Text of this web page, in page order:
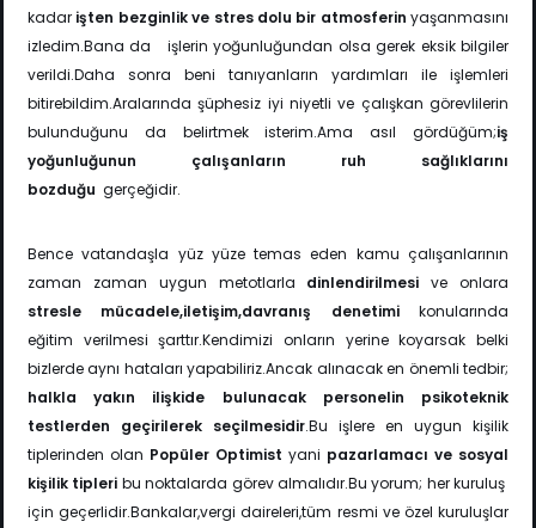
kadar işten bezginlik ve stres dolu bir atmosferin yaşanmasını
izledim.Bana da işlerinyoğunluğundan olsa gerek eksik bilgiler
verildi.Daha sonra beni tanıyanların yardımları ile işlemleri
bitirebildim.Aralarında şüphesiz iyi niyetli ve çalışkan görevlilerin
bulunduğunu da belirtmek isterim.Ama asıl gördüğüm;iş
yoğunluğunun çalışanların ruh sağlıklarını
bozduğu gerçeğidir.
Bence vatandaşla yüz yüze temas eden kamu çalışanlarının
zaman zaman uygun metotlarla dinlendirilmesi ve onlara
stresle mücadele,iletişim,davranış denetimikonularında
eğitim verilmesi şarttır.Kendimizi onların yerine koyarsak belki
bizlerde aynı hataları yapabiliriz.Ancak alınacak en önemli tedbir;
halkla yakın ilişkide bulunacak personelin psikoteknik
testlerden
geçirilerek seçilmesidir.Bu işlere en uygun kişilik
tiplerinden olan Popüler Optimist yani pazarlamacı ve sosyal
kişilik tipleri bu noktalarda görev almalıdır.Bu yorum; her kuruluş
içingeçerlidir.Bankalar,vergi daireleri,tüm resmi ve özel kuruluşlar